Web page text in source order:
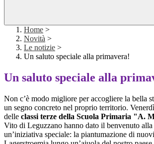
Home >
Novità >
Le notizie >
Un saluto speciale alla primavera!
Un saluto speciale alla
Non c’è modo migliore per accogliere la bella
un segno concreto nel proprio territorio.
delle classi terze della Scuola Primaria "A.
Vito di Leguzzano hanno dato il benvenuto alla
un’iniziativa speciale: la piantumazione di